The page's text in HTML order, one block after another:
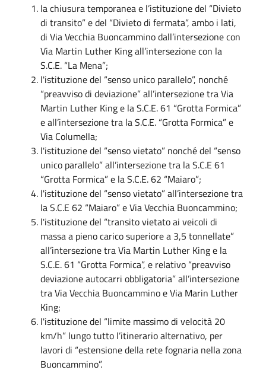
la chiusura temporanea e l’istituzione del “Divieto
di transito” e del “Divieto di fermata”, ambo i lati,
di Via Vecchia Buoncammino dall’intersezione con
Via Martin Luther King all’intersezione con la
S.C.E. “La Mena”;
l'istituzione del “senso unico parallelo”, nonché
“preavviso di deviazione” all’intersezione tra Via
Martin Luther King e la S.C.E. 61 “Grotta Formica”
e all’intersezione tra la S.C.E. “Grotta Formica” e
Via Columella;
l'istituzione del “senso vietato” nonché del “senso
unico parallelo” all’intersezione tra la S.C.E 61
“Grotta Formica” e la S.C.E. 62 “Maiaro”;
l'istituzione del “senso vietato” all’intersezione tra
la S.C.E 62 “Maiaro” e Via Vecchia Buoncammino;
l'istituzione del “transito vietato ai veicoli di
massa a pieno carico superiore a 3,5 tonnellate”
all’intersezione tra Via Martin Luther King e la
S.C.E. 61 “Grotta Formica”, e relativo “preavviso
deviazione autocarri obbligatoria” all’intersezione
tra Via Vecchia Buoncammino e Via Marin Luther
King;
l'istituzione del “limite massimo di velocità 20
km/h” lungo tutto l’itinerario alternativo, per
lavori di “estensione della rete fognaria nella zona
Buoncammino”.